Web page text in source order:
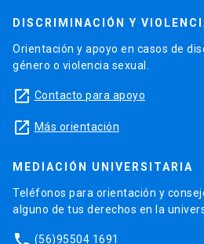
DISCRIMINACIÓN Y
Orientación y apoyo en casos de
género o violencia sexual.
launch Contacto para apoyo
launch Más orientación
MEDIACIÓN UNIVERSITARIA
Teléfonos para orientación y
alguno de tus derechos en la
(56)95504 1691